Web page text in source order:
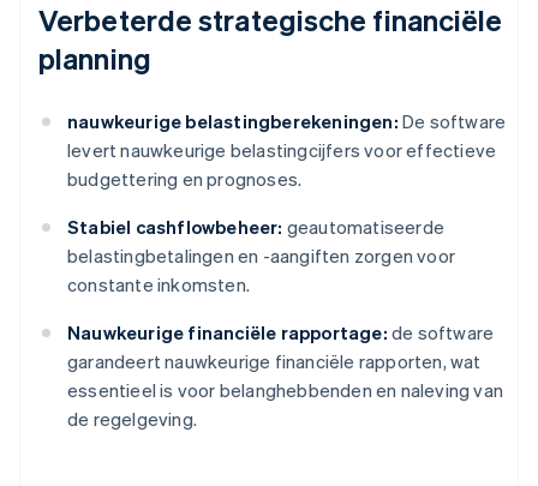
Verbeterde strategische financiële
planning
nauwkeurige belastingberekeningen: De software
levert nauwkeurige belastingcijfers voor effectieve
budgettering en prognoses.
Stabiel cashflowbeheer: geautomatiseerde
belastingbetalingen en -aangiften zorgen voor
constante inkomsten.
Nauwkeurige financiële rapportage: de software
garandeert nauwkeurige financiële rapporten, wat
essentieel is voor belanghebbenden en naleving van
de regelgeving.